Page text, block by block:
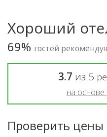
Хороший
69% гостей
3.7 из 5
на основе
Проверить цены